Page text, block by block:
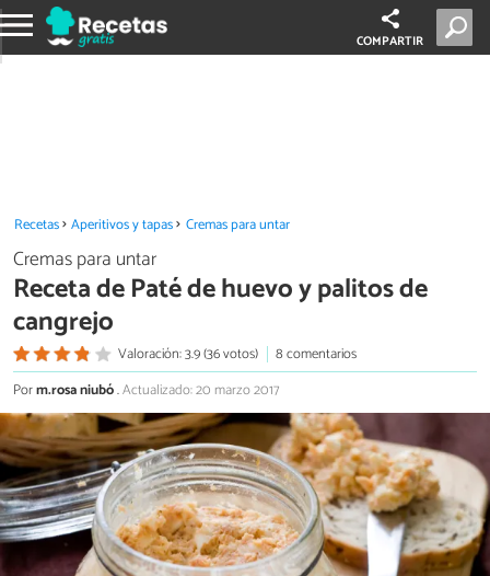
COMPARTIR
Recetas Aperitivos y tapas Cremas para untar
Cremas para untar
Receta de Paté de huevo y palitos de
cangrejo
Valoración: 3.9 (36 votos)
8 comentarios
Porm.rosa niubó.Actualizado: 20 marzo 2017